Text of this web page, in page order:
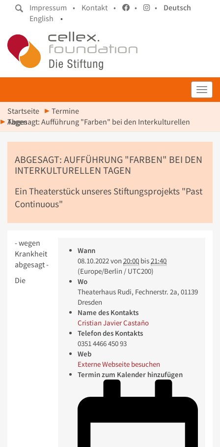
Impressum • Kontakt • • •
Deutsch
English
•
Startseite
Termine
Abgesagt: Aufführung "Farben" bei den Interkulturellen Tagen
ABGESAGT: AUFFÜHRUNG "FARBEN" BEI DEN
INTERKULTURELLEN TAGEN
Ein Theaterstück unseres Stiftungsprojekts "Past
Continuous"
Wann
08.10.2022von 20:00 bis21:40
(Europe/Berlin / UTC200)
Wo
Theaterhaus Rudi, Fechnerstr. 2a, 01139
Dresden
Name des Kontakts
Cristian Javier Castaño
Telefon des Kontakts
0351 4466 450 93
Web
Externe Webseite besuchen
Termin zum Kalender hinzufügen
- wegen
Krankheit
abgesagt -
Die